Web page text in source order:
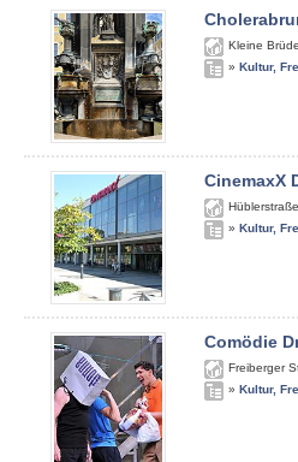
Kleine
» Kultur,
CinemaxX
» Kultur,
Comödie
Freiberger
» Kultur,